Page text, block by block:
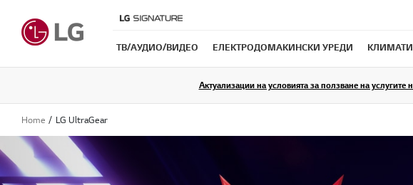
ТB/АУДИО/ВИДЕО ЕЛЕКТРОДОМАКИНСКИ УРЕДИ
Актуализации на условията за ползване на
Home LG UltraGear